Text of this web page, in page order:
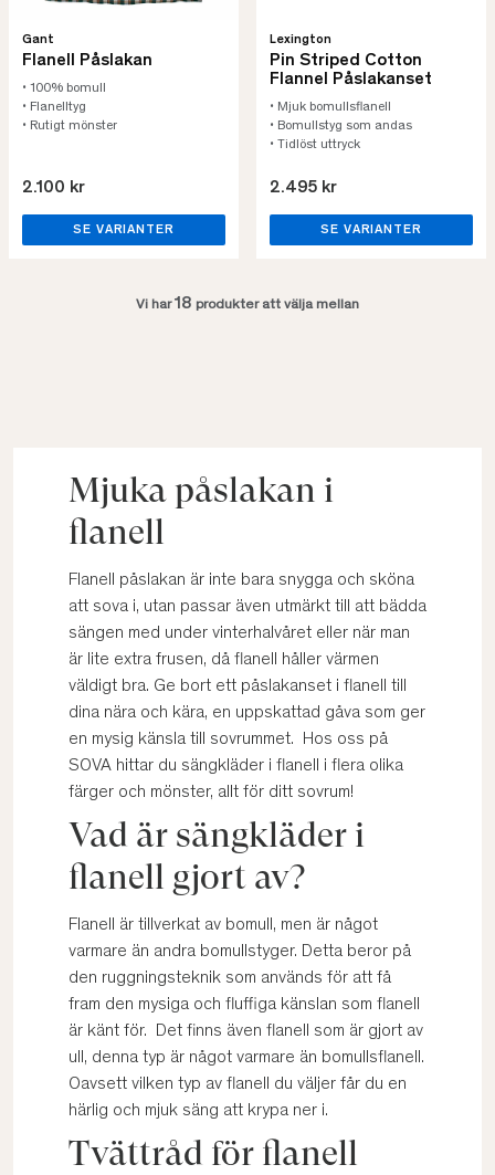
Gant
Flanell Påslakan
• 100% bomull
• Flanelltyg
• Rutigt mönster
2.100 kr
SE VARIANTER
Lexington
Pin Striped Cotton
Flannel Påslakanset
• Mjuk bomullsflanell
• Bomullstyg som andas
• Tidlöst uttryck
2.495 kr
SE VARIANTER
Vi har18 produkter att välja mellan
Mjuka påslakan i
flanell
Flanell påslakan är inte bara snygga och sköna
att sova i, utan passar även utmärkt till att bädda
sängen med under vinterhalvåret eller när man
är lite extra frusen, då flanell håller värmen
väldigt bra. Ge bort ett påslakanset i flanell till
dina nära och kära, en uppskattad gåva som ger
en mysig känsla till sovrummet. Hos oss på
SOVA hittar du sängkläder i flanell i flera olika
färger och mönster, allt för ditt sovrum!
Vad är sängkläder i
flanell gjort av?
Flanell är tillverkat av bomull, men är något
varmare än andra bomullstyger. Detta beror på
den ruggningsteknik som används för att få
fram den mysiga och fluffiga känslan som flanell
är känt för. Det finns även flanell som är gjort av
ull, denna typ är något varmare än bomullsflanell.
Oavsett vilken typ av flanell du väljer får du en
härlig och mjuk säng att krypa ner i.
Tvättråd för flanell